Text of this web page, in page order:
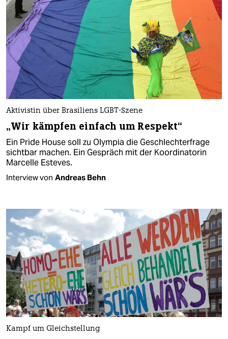
Aktivistin über Brasiliens LGBT-Szene
„Wir kämpfen einfach um Respekt“
Ein Pride House soll zu Olympia die Geschlechterfrage
sichtbar machen. Ein Gespräch mit der Koordinatorin
Marcelle Esteves.
Interview von Andreas Behn
Kampf um Gleichstellung